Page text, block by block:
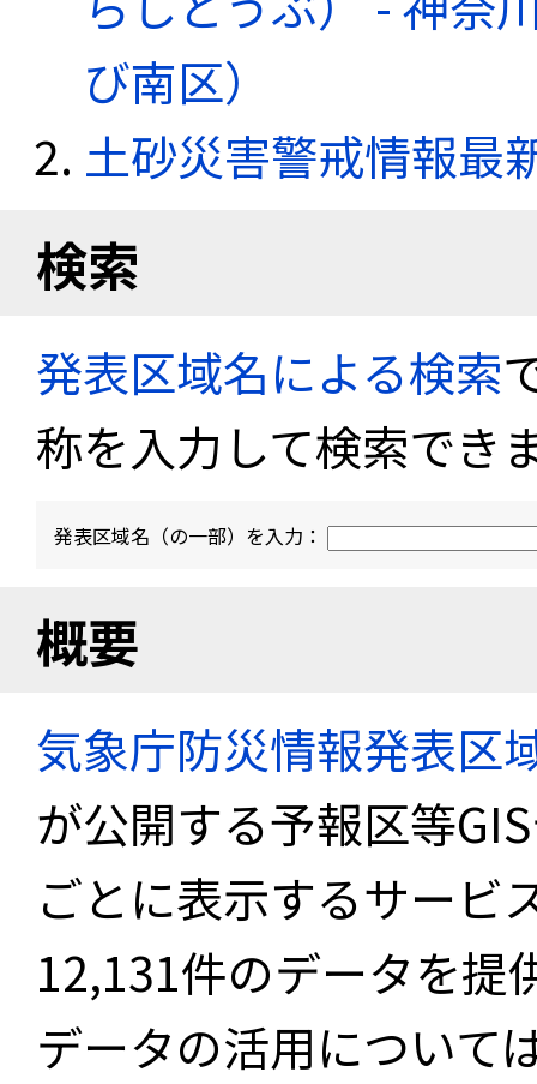
び南区）
土砂災害警戒情報最
検索
発表区域名による検索
称を入力して検索でき
発表区域名（の一部）を入力：
概要
気象庁防災情報発表区
が公開する予報区等
ごとに表示するサービ
12,131件のデータを提
データの活用について